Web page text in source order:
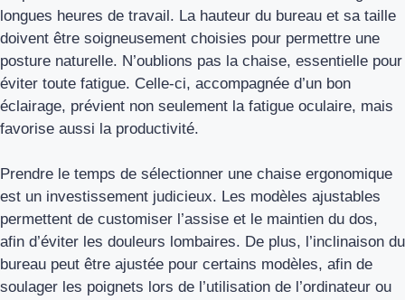
longues heures de travail. La hauteur du bureau et sa taille
doivent être soigneusement choisies pour permettre une
posture naturelle. N’oublions pas la chaise, essentielle pour
éviter toute fatigue. Celle-ci, accompagnée d’un bon
éclairage, prévient non seulement la fatigue oculaire, mais
favorise aussi la productivité.
Prendre le temps de sélectionner une chaise ergonomique
est un investissement judicieux. Les modèles ajustables
permettent de customiser l’assise et le maintien du dos,
afin d’éviter les douleurs lombaires. De plus, l’inclinaison du
bureau peut être ajustée pour certains modèles, afin de
soulager les poignets lors de l’utilisation de l’ordinateur ou